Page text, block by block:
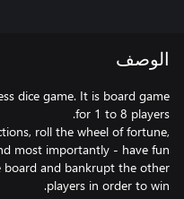
الوصف
dice game. It is board game
roll the wheel of fortune,
and bankrupt the other